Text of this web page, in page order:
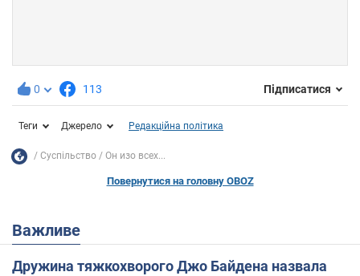
0 113 Підписатися
Теги Джерело Редакційна політика
Суспільство Он изо всех...
Повернутися на головну OBOZ
Важливе
Дружина тяжкохворого Джо Байдена назвала